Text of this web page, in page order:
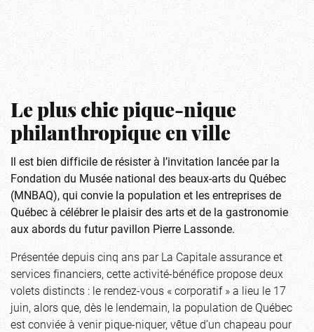
Le plus chic pique-nique
philanthropique en ville
Il est bien difficile de résister à l’invitation lancée parla
Fondation du Musée national des beaux-arts du Québec
(MNBAQ), qui convie la population et les entreprises de
Québec à célébrer le plaisir des arts et de la gastronomie
aux abords du futur pavillon Pierre Lassonde.
Présentée depuis cinq ans par La Capitale assurance et
services financiers, cette activité-bénéfice propose deux
volets distincts : le rendez-vous « corporatif » a lieu le 17
juin, alors que, dès le lendemain, la population de Québec
est conviée à venir pique-niquer, vêtue d’un chapeau pour